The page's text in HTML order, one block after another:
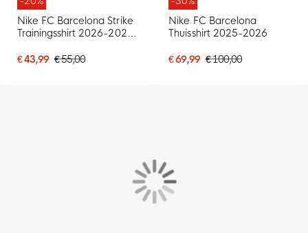
Nike FC Barcelona Strike
Trainingsshirt 2026-2027
€ 43,99 € 55,00
Nike FC Barcelona
Thuisshirt 2025-2026
€ 69,99 € 100,00